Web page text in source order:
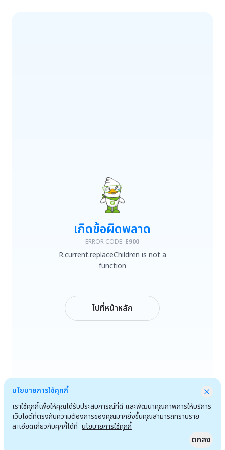
R.current.replaceChildren is not a function
เกิดข้อผิดพลาด
ERROR CODE: E900
R.current.replaceChildren is not a
function
ไปที่หน้าหลัก
นโยบายการใช้คุกกี้
เราใช้คุกกี้เพื่อให้คุณได้รับประสบการณ์ที่ดี และพัฒนาคุณภาพการให้บริการ
เว็บไซต์ที่ตรงกับความต้องการของคุณมากยิ่งขึ้นคุณสามารถทราบราย
ละเอียดเกี่ยวกับคุกกี้ได้ที่ นโยบายการใช้คุกกี้
ตกลง